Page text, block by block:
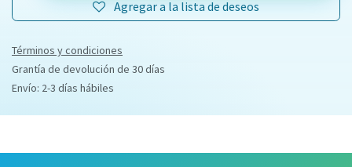
Agregar a la lista de deseos
Términos y condiciones
Grantía de devolución de 30 días
Envío: 2-3 días hábiles